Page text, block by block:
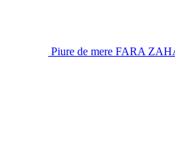
Piure de mere FARA